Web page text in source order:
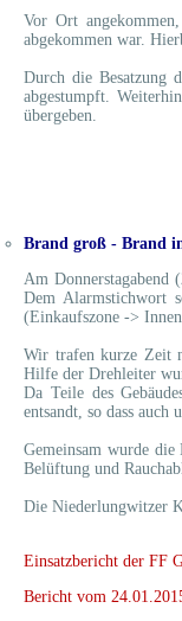
Vor Ort
abgekommen war.
Durch die Besatzung
abgestumpft.
übergeben.
Brand groß - Brand
Am Donnerstagabend
Dem Alarmstichwort
(Einkaufszone ->
Wir trafen kurze Zeit
Hilfe der Drehleiter
Da Teile des
entsandt, so dass auch
Gemeinsam wurde
Belüftung und
Die Niederlungwitzer
Einsatzbericht der FF
Bericht vom